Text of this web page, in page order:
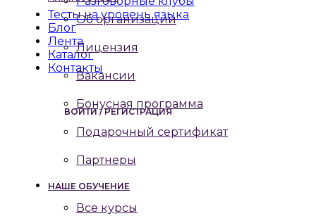
Тесты на уровень языка
Блог
Лента
Каталог
Контакты
ВОЙТИ / РЕГИСТРАЦИЯ
Об организации
Лицензия
Вакансии
Бонусная программа
Подарочный сертификат
Партнеры
НАШЕ ОБУЧЕНИЕ
Все курсы